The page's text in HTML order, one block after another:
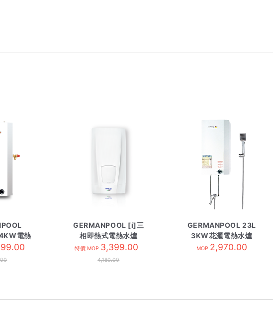
電熱
方 右
GERMANPOOL [i]三
相即熱式電熱水爐
DBN21
特價 MOP 3,399.00
4,180.00
GERMANPOOL 23L
3KW花灑電熱水爐
GPN-603TD
MOP 2,970.00